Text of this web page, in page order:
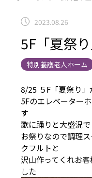
2023.08.26
5F「夏祭り
特別養護老人ホーム
8/25 ５F「夏祭り
5Fのエレベーター
す
歌に踊りと大盛況
お祭りなので調理
クフルトと
沢山作ってくれお
した